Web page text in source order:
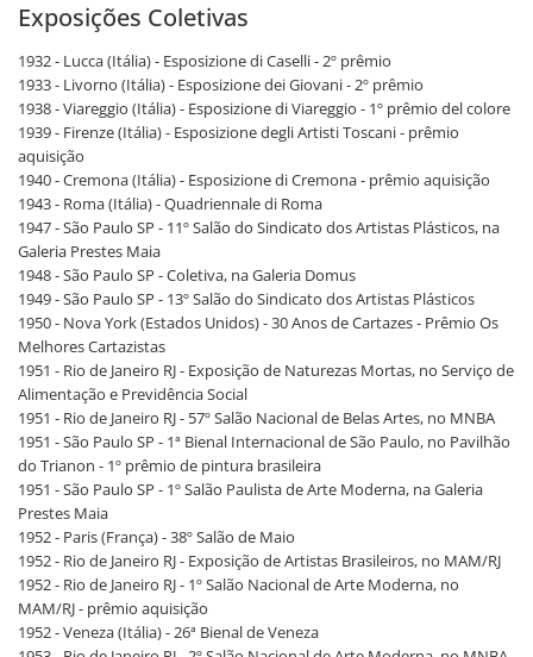
Exposições Coletivas
1932 - Lucca (Itália) - Esposizione di Caselli - 2º prêmio
1933 - Livorno (Itália) - Esposizione dei Giovani - 2º prêmio
1938 - Viareggio (Itália) - Esposizione di Viareggio - 1º prêmio del colore
1939 - Firenze (Itália) - Esposizione degli Artisti Toscani - prêmio
aquisição
1940 - Cremona (Itália) - Esposizione di Cremona - prêmio aquisição
1943 - Roma (Itália) - Quadriennale di Roma
1947 - São Paulo SP - 11º Salão do Sindicato dos Artistas Plásticos, na
Galeria Prestes Maia
1948 - São Paulo SP - Coletiva, na Galeria Domus
1949 - São Paulo SP - 13º Salão do Sindicato dos Artistas Plásticos
1950 - Nova York (Estados Unidos) - 30 Anos de Cartazes - Prêmio Os
Melhores Cartazistas
1951 - Rio de Janeiro RJ - Exposição de Naturezas Mortas, no Serviço de
Alimentação e Previdência Social
1951 - Rio de Janeiro RJ - 57º Salão Nacional de Belas Artes, no MNBA
1951 - São Paulo SP - 1ª Bienal Internacional de São Paulo, no Pavilhão
do Trianon - 1º prêmio de pintura brasileira
1951 - São Paulo SP - 1º Salão Paulista de Arte Moderna, na Galeria
Prestes Maia
1952 - Paris (França) - 38º Salão de Maio
1952 - Rio de Janeiro RJ - Exposição de Artistas Brasileiros, no MAM/RJ
1952 - Rio de Janeiro RJ - 1º Salão Nacional de Arte Moderna, no
MAM/RJ - prêmio aquisição
1952 - Veneza (Itália) - 26ª Bienal de Veneza